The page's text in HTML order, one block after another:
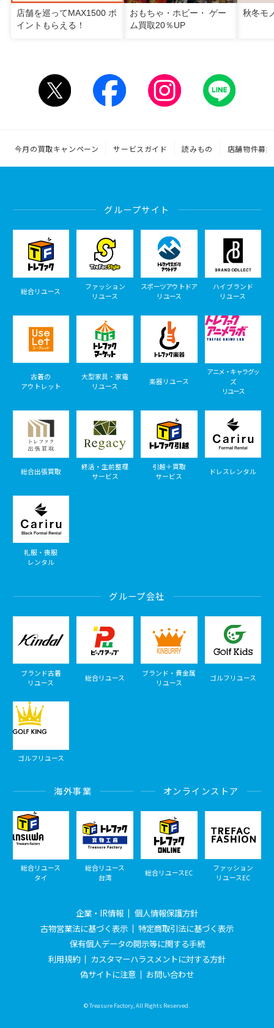
店舗を巡ってMAX1500 ポ
イントもらえる！
おもちゃ・ホビー・ ゲー
ム買取20％UP
秋冬モ
今月の買取キャンペーン サービスガイド 読みもの 店舗物件募集
グループサイト
総合リユース
ファッション
リユース
スポーツアウトドア
リユース
ハイブランド
リユース
古着の
アウトレット
大型家具・家電
リユース
楽器リユース
アニメ・キャラグッ
ズ
リユース
総合出張買取
終活・生前整理
サービス
引越＋買取
サービス
ドレスレンタル
礼服・喪服
レンタル
グループ会社
ブランド古着
リユース
総合リユース
ブランド・貴金属
リユース
ゴルフリユース
ゴルフリユース
海外事業
総合リユース
タイ
総合リユース
台湾
オンラインストア
総合リユースEC
ファッション
リユースEC
企業・IR情報
個人情報保護方針
古物営業法に基づく表示
特定商取引法に基づく表示
保有個人データの開示等に関する手続
利用規約
カスタマーハラスメントに対する方針
偽サイトに注意
お問い合わせ
© Treasure Factory, All Rights Reserved.